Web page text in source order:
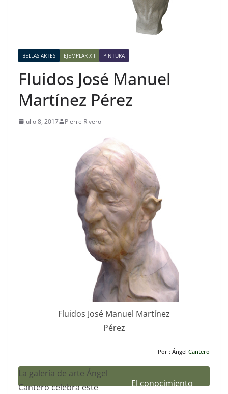
BELLAS ARTES EJEMPLAR XII PINTURA
Fluidos José Manuel
Martínez Pérez
julio 8, 2017 Pierre Rivero
Fluidos José Manuel Martínez
Pérez
Por : Ángel Cantero
La galería de arte Ángel
Cantero celebra este
El conocimiento